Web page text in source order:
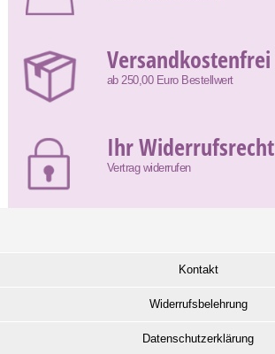
Versandkostenfrei
ab 250,00 Euro Bestellwert
Ihr Widerrufsrecht
Vertrag widerrufen
Kontakt
Widerrufsbelehrung
Datenschutzerklärung